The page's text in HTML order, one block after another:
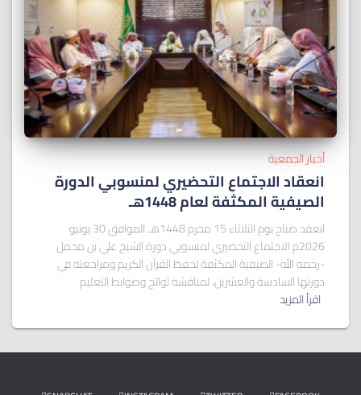
أخبار الجمعية
انعقاد الاجتماع التحضيري لمنسوبي الدورة
الصيفية المكثفة لعام 1448هـ
انعقد صباح يوم الثلاثاء 15 محرم 1448هـ الموافق 30 يونيو
2026م الاجتماع التحضيري لمنسوبي دورة الشيخ علي بن محمل
-رحمه الله- الصيفية المكثفة لحفظ القرآن الكريم ومراجعته في
دورتها السادسة والعشرين، لمناقشة لوائح وضوابط التعليم
اقرأ المزيد